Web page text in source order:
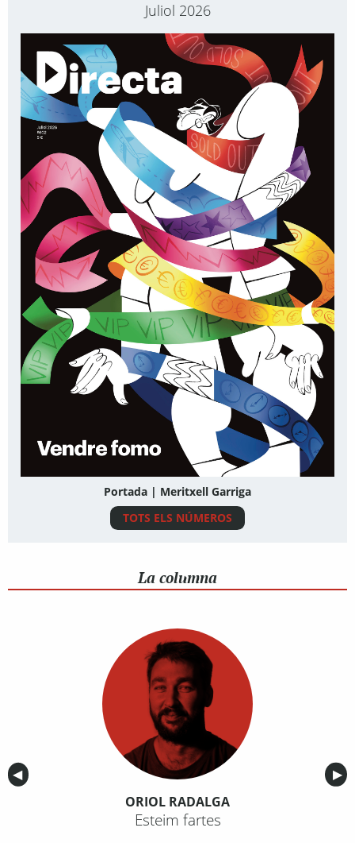
Juliol 2026
Portada | Meritxell Garriga
TOTS ELS NÚMEROS
La columna
Anterior
◀︎ ▶︎
ORIOL RADALGA
Esteim fartes